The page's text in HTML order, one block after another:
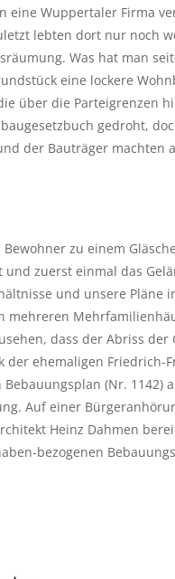
eine Wuppertaler Firma
lebten dort nur noch
Was hat man
eine lockere
über die Parteigrenzen
gedroht,
der Bauträger machten
zu einem
zuerst einmal das
und unsere Pläne
mehreren
dass der Abriss der
ehemaligen Friedrich-
(Nr. 1142)
Auf einer
Heinz Dahmen
bezogenen